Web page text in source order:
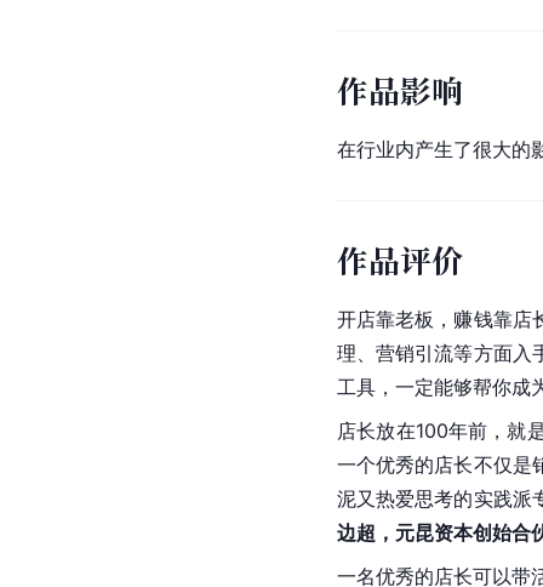
作品影响
在行业内产生了很大的
作品评价
开店靠老板，赚钱靠店
理、营销引流等方面入
工具，一定能够帮你成
店长放在100年前，就
一个优秀的店长不仅是
泥又热爱思考的实践派
边超，元昆资本创始合
一名优秀的店长可以带